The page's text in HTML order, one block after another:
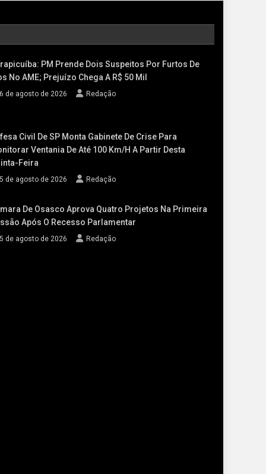
PM Prende Dois Suspeitos Por Furtos De
No AME; Prejuízo Chega A R$ 50 Mil
de agosto de 2026 Redação
Civil De SP Monta Gabinete De Crise Para
Ventania De Até 100 Km/h A Partir Desta
Feira
de agosto de 2026 Redação
De Osasco Aprova Quatro Projetos Na Primeira
Após O Recesso Parlamentar
de agosto de 2026 Redação